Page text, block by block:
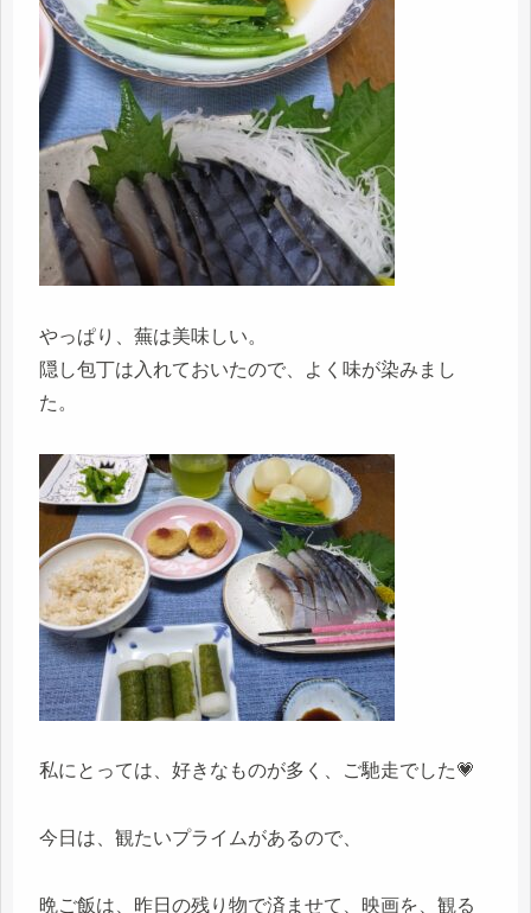
やっぱり、蕪は美味しい。
隠し包丁は入れておいたので、よく味が染みまし
た。
私にとっては、好きなものが多く、ご馳走でした💗
今日は、観たいプライムがあるので、
晩ご飯は、昨日の残り物で済ませて、映画を、観る